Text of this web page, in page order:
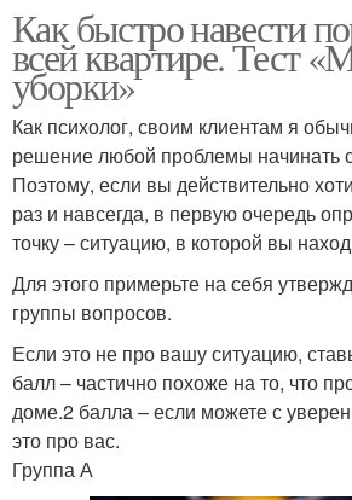
Как быстро навести
всей квартире. Тест
уборки»
Как психолог, своим клиентам я
решение любой проблемы начинать
Поэтому, если вы действительно
раз и навсегда, в первую очередь
точку – ситуацию, в которой вы
Для этого примерьте на себя
группы вопросов.
Если это не про вашу ситуацию,
балл – частично похоже на то, что
доме.2 балла – если можете с
это про вас.
Группа А